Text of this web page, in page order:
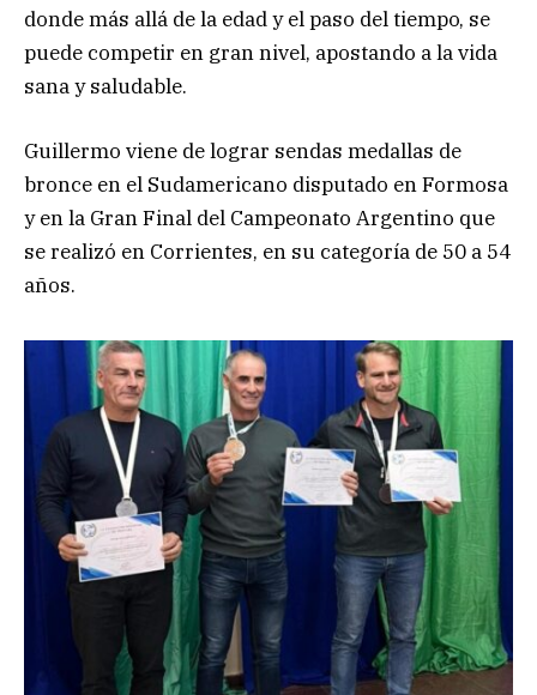
donde más allá de la edad y el paso del tiempo, se
puede competir en gran nivel, apostando a la vida
sana y saludable.
Guillermo viene de lograr sendas medallas de
bronce en el Sudamericano disputado en Formosa
y en la Gran Final del Campeonato Argentino que
se realizó en Corrientes, en su categoría de 50 a 54
años.